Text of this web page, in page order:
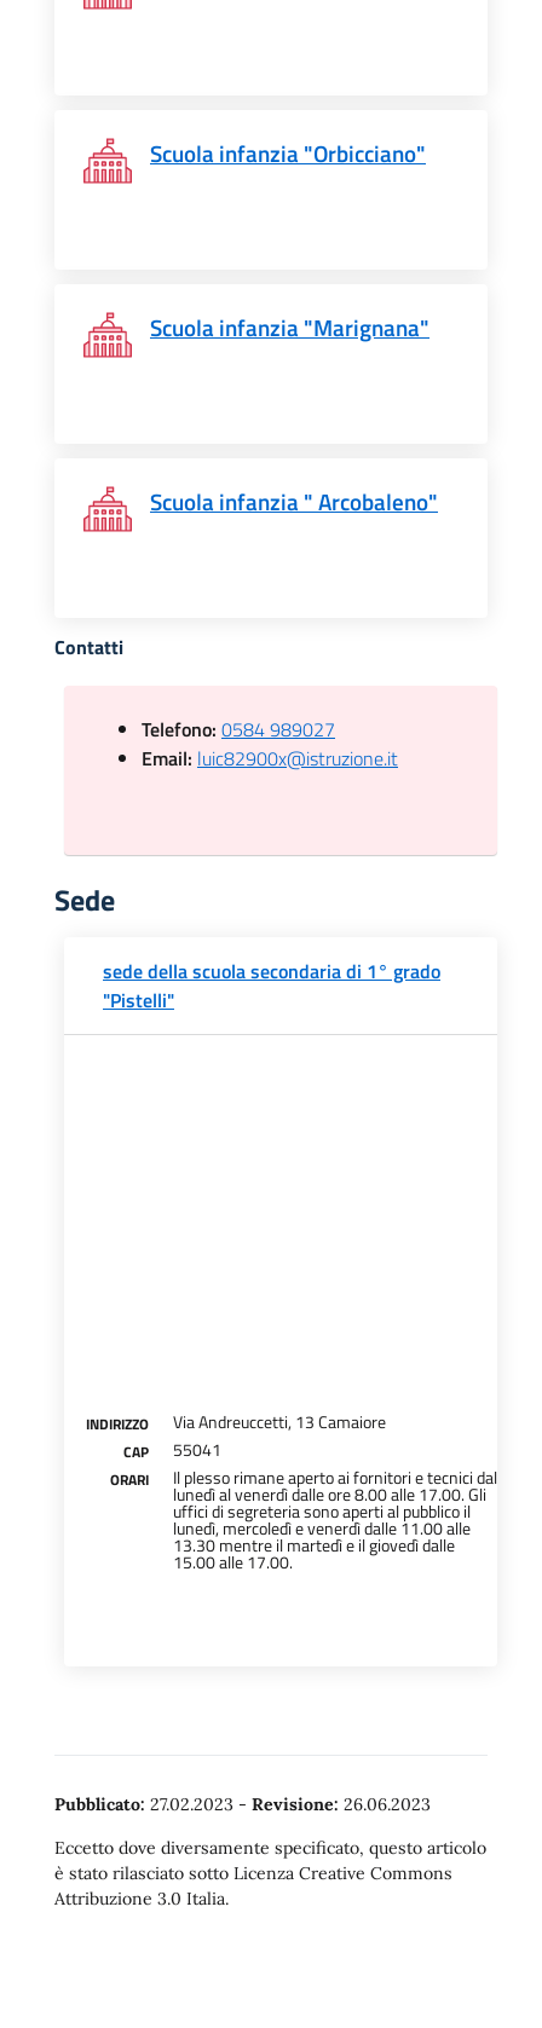
Scuola infanzia "Orbicciano"
Scuola infanzia "Marignana"
Scuola infanzia " Arcobaleno"
Contatti
Telefono: 0584 989027
Email: luic82900x@istruzione.it
Sede
sede della scuola secondaria di 1° grado
"Pistelli"
INDIRIZZO Via Andreuccetti, 13 Camaiore
CAP 55041
ORARI Il plesso rimane aperto ai fornitori e tecnici dal
lunedì al venerdì dalle ore 8.00 alle 17.00. Gli
uffici di segreteria sono aperti al pubblico il
lunedì, mercoledì e venerdì dalle 11.00 alle
13.30 mentre il martedì e il giovedì dalle
15.00 alle 17.00.
Pubblicato: 27.02.2023 - Revisione: 26.06.2023
Eccetto dove diversamente specificato, questo articolo
è stato rilasciato sotto Licenza Creative Commons
Attribuzione 3.0 Italia.